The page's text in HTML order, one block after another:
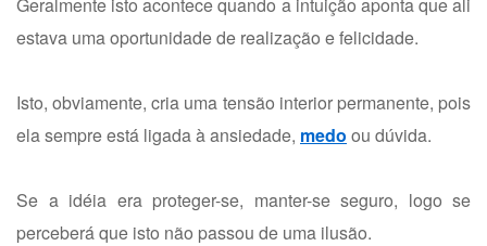
estava uma oportunidade de realização e felicidade.
Isto, obviamente, cria uma tensão interior permanente, pois
ela sempre está ligada à ansiedade, medo ou dúvida.
Se a idéia era proteger-se, manter-se seguro, logo se
perceberá que isto não passou de uma ilusão.